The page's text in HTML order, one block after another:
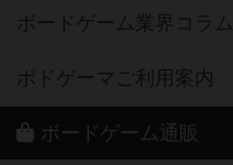
ボードゲーム業界コラム
ボドゲーマご利用案内
ボードゲーム通販